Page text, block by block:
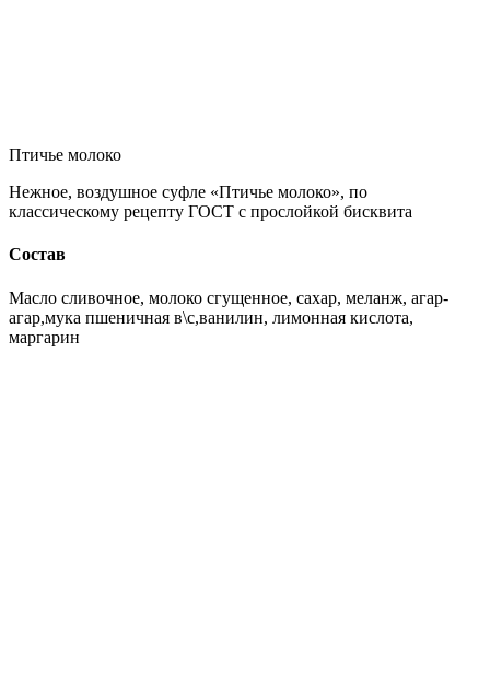
Птичье молоко
Нежное, воздушное суфле «Птичье молоко», по
классическому рецепту ГОСТ с прослойкой бисквита
Состав
Масло сливочное, молоко сгущенное, сахар, меланж, агар-
агар,мука пшеничная в\с,ванилин, лимонная кислота,
маргарин